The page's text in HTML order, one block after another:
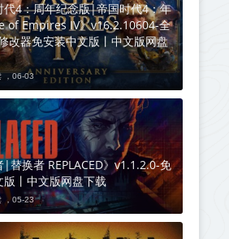
代4：周年纪念版|帝国时代4：年
of Empires IV》v16.2.10604-全
改器免安装中文版丨中文版网盘
，06-03
|替换者 REPLACED》v1.1.2.0-免
版丨中文版网盘下载
，05-23